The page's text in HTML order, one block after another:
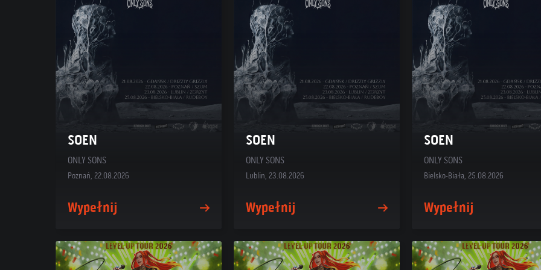
SOEN
ONLY SONS
Poznań, 22.08.2026
Wypełnij
SOEN
ONLY SONS
Lublin, 23.08.2026
Wypełnij
SOEN
ONLY SONS
Bielsko-Biała, 25.08.2026
Wypełnij